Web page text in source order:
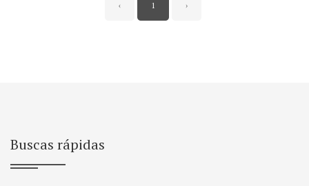
‹ 1 ›
Buscas rápidas